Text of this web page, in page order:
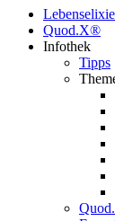
Quod.X®
Infothek
Tipps